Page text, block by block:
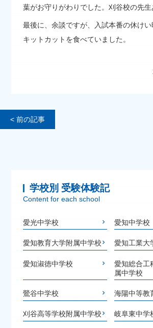
葉がお守りがわりでした。刈谷校の先生
最後に、余談ですが、入試本番の休けい
キットカットを食べていました。
< 前の記事
学校別 受験体験記
Content for each school
愛光中学校 愛知中学校
愛知教育大学附属中学校 愛知工業大
愛知淑徳中学校
愛知総合工
属中学校
鶯谷中学校 海陽中等教
刈谷高等学校附属中学校 岐阜東中学